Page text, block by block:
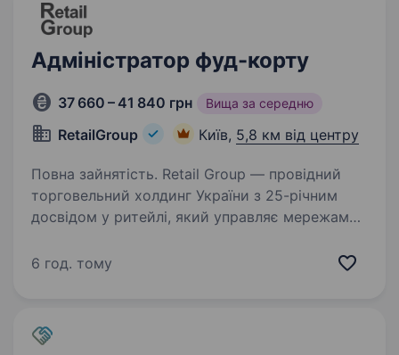
Адміністратор фуд-корту
37 660 – 41 840 грн Вища за середню
RetailGroup Київ, 5,8 км від центру
Повна зайнятість. Retail Group — провідний
торговельний холдинг України з 25-річним
досвідом у ритейлі, який управляє мережами
У складі холдингу 59 магазинів загальною
6 год. тому